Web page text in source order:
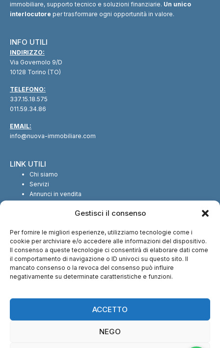
Gestisci il consenso
Per fornire le migliori esperienze, utilizziamo tecnologie come i
cookie per archiviare e/o accedere alle informazioni del dispositivo.
Il consenso a queste tecnologie ci consentirà di elaborare dati come
il comportamento di navigazione o ID univoci su questo sito. Il
mancato consenso o la revoca del consenso può influire
negativamente su determinate caratteristiche e funzioni.
ACCETTO
NEGO
immobiliare, supporto tecnico e soluzioni finanziarie. Un unico
interlocutore per trasformare ogni opportunità in valore.
INFO UTILI
INDIRIZZO:
Via Governolo 9/D
10128 Torino (TO)
TELEFONO:
337.15.18.575
011.59.34.86
EMAIL:
info@nuova-immobiliare.com
LINK UTILI
Chi siamo
Servizi
Annunci in vendita
SEGUICI SUI SOCIAL
CI TROVI ANCHE SU: